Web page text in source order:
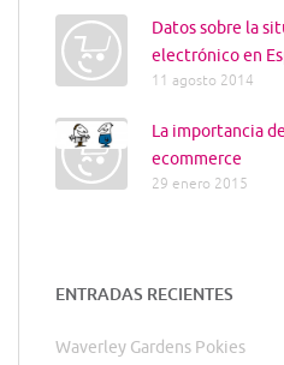
Datos sobre la
electrónico en
11 agosto 2014
La importancia
ecommerce
29 enero 2015
ENTRADAS RECIENTES
Waverley Gardens Pokies